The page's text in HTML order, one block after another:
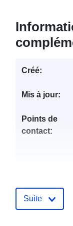
Créé:
Mis à jour:
Points de
contact:
Suite